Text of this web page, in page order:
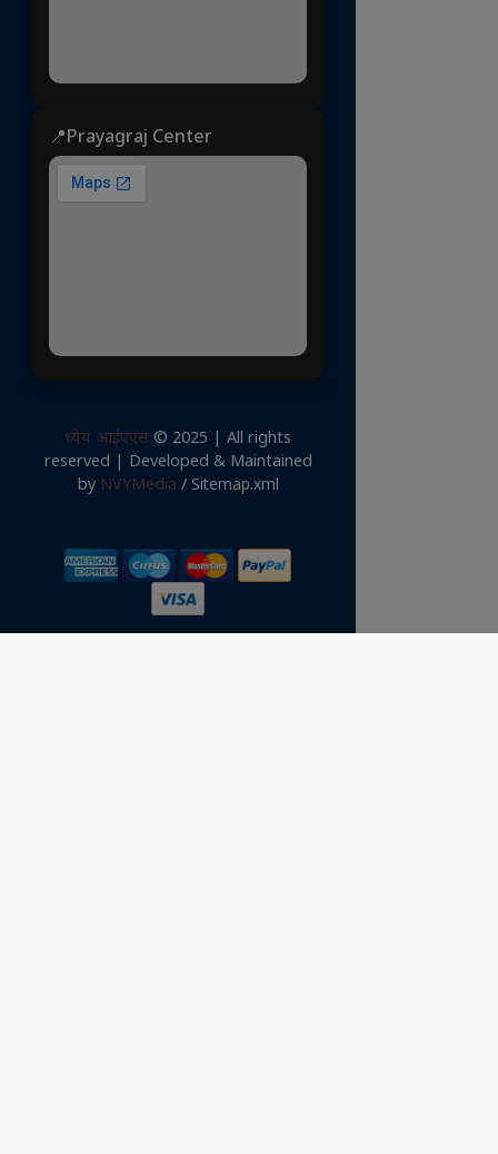
📍Prayagraj Center
ध्येय आईएएस © 2025 | All rights
reserved | Developed & Maintained
by NVYMedia / Sitemap.xml